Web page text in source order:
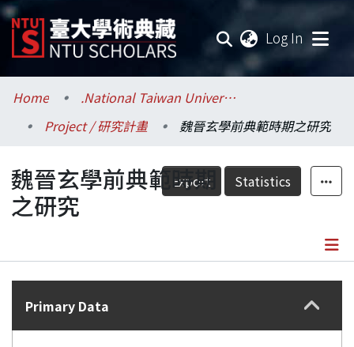
Log In
Communities & Collections
Research Outputs
Fundings & Projects
Researchers
Statistics
Home
.National Taiwan University / 國立臺灣大學
Project / 研究計畫
魏晉玄學前典範時期之研究
Export Statistics
魏晉玄學前典範時期
之研究
Details
Primary Data